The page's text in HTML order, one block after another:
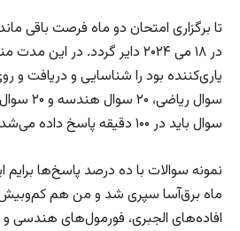
تا برگزاری امتحان دو ماه فرصت باقی
در ۱۸ می ۲۰۲۴ دایر گردد. در
سوال باید در ۱۰۰ دقیقه پاسخ داده می‌شد.
نمونه سوالات با ده درصد پاسخ‌ها
ماه برق‌آسا سپری شد و من هم
افاده‌های الجبری، فورمول‌های هندسی